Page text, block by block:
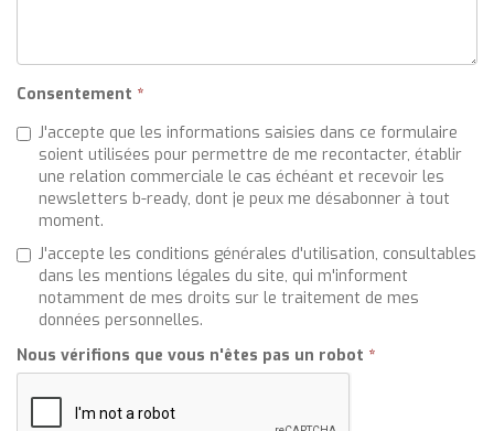
Consentement *
J'accepte que les informations saisies dans ce formulaire
soient utilisées pour permettre de me recontacter, établir
une relation commerciale le cas échéant et recevoir les
newsletters b-ready, dont je peux me désabonner à tout
moment.
J'accepte les conditions générales d'utilisation, consultables
dans les mentions légales du site, qui m'informent
notamment de mes droits sur le traitement de mes
données personnelles.
Nous vérifions que vous n'êtes pas un robot *